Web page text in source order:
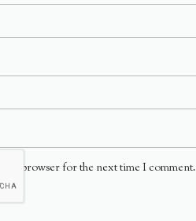
this browser for the next time I comment.